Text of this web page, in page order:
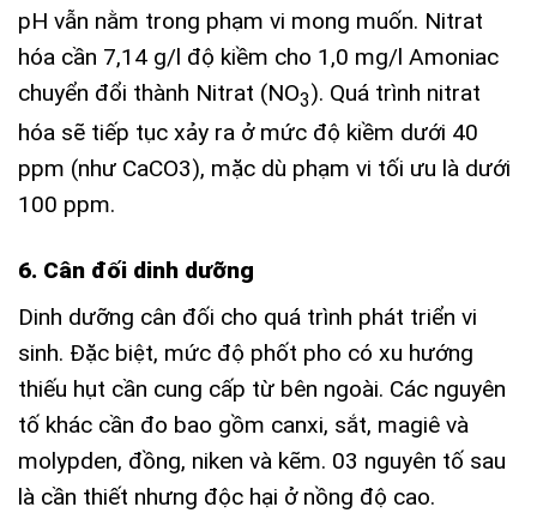
pH vẫn nằm trong phạm vi mong muốn. Nitrat
hóa cần 7,14 g/l độ kiềm cho 1,0 mg/l Amoniac
chuyển đổi thành Nitrat (NO3). Quá trình nitrat
hóa sẽ tiếp tục xảy ra ở mức độ kiềm dưới 40
ppm (như CaCO3), mặc dù phạm vi tối ưu là dưới
100 ppm.
6. Cân đối dinh dưỡng
Dinh dưỡng cân đối cho quá trình phát triển vi
sinh. Đặc biệt, mức độ phốt pho có xu hướng
thiếu hụt cần cung cấp từ bên ngoài. Các nguyên
tố khác cần đo bao gồm canxi, sắt, magiê và
molypden, đồng, niken và kẽm. 03 nguyên tố sau
là cần thiết nhưng độc hại ở nồng độ cao.